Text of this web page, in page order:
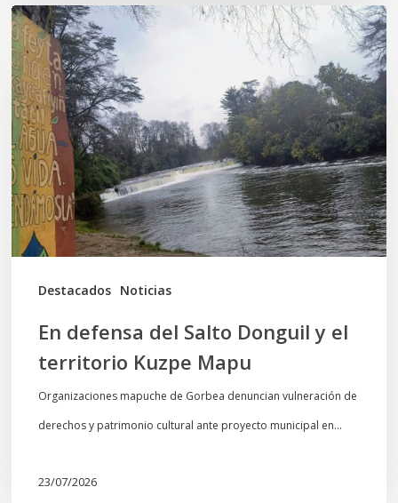
Destacados Noticias
En
defensa
del
Salto
Donguil
y
el
territorio
Kuzpe
Mapu
En defensa del Salto Donguil y el
territorio Kuzpe Mapu
Organizaciones mapuche de Gorbea denuncian vulneración de
derechos y patrimonio cultural ante proyecto municipal en…
23/07/2026